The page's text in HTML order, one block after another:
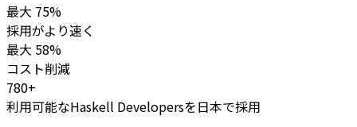
最大 75%
採用がより速く
最大 58%
コスト削減
780+
利用可能なHaskell Developersを日本で採用